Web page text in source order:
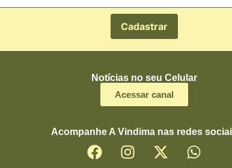
Notícias no seu Celular
Acessar canal
Acompanhe A Vindima nas redes